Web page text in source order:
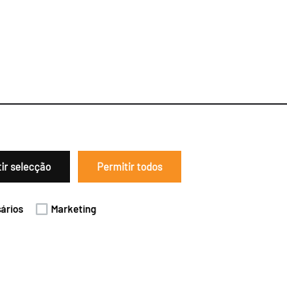
selecção Permitir todos
Marketing